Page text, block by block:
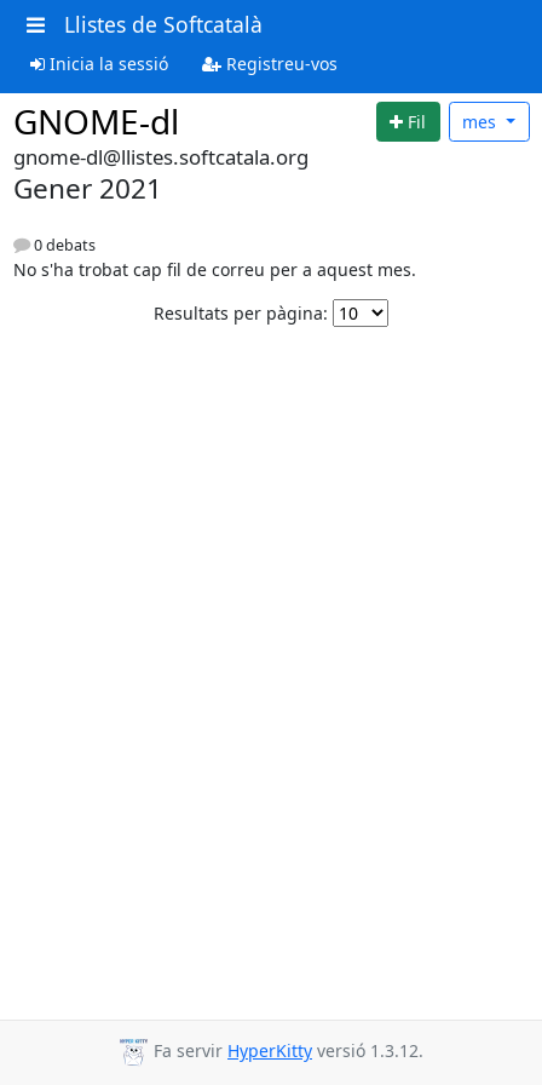
Llistes de Softcatalà
Inicia la sessió Registreu-vos
GNOME-dl Fil mes
gnome-dl@llistes.softcatala.org
Gener 2021
0 debats
No s'ha trobat cap fil de correu per a aquest mes.
Resultats per pàgina:
Fa servir HyperKitty versió 1.3.12.